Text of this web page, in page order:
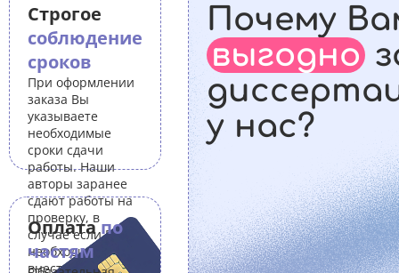
Строгое
соблюдение
сроков
При оформлении
заказа Вы
указываете
необходимые
сроки сдачи
работы. Наши
авторы заранее
сдают работы на
проверку, в
случае если Вам
необходимо
внести правки.
Оплатапо
частям
Почему
выгодно
у нас?